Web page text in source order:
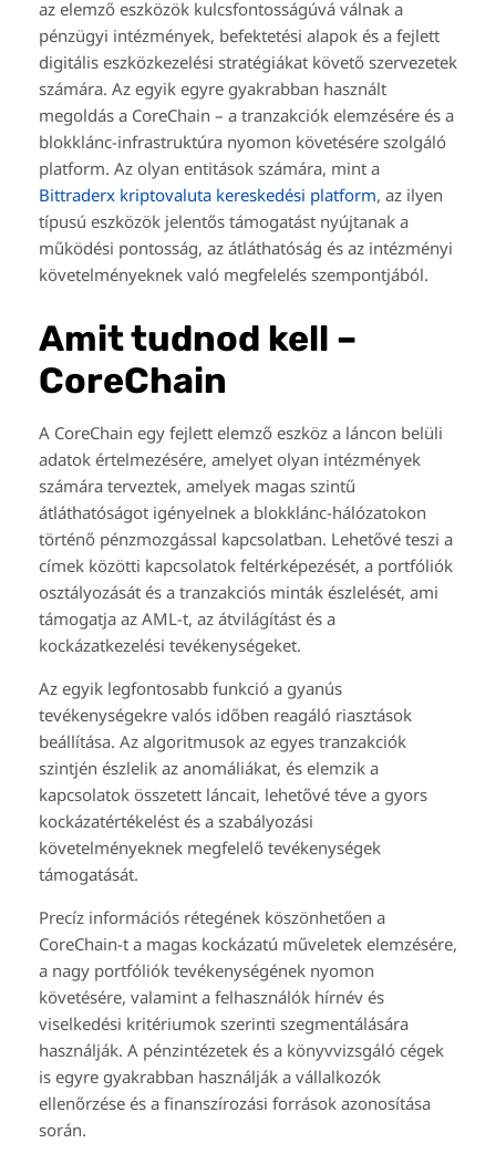
az elemző eszközök kulcsfontosságúvá válnak a
pénzügyi intézmények, befektetési alapok és a fejlett
digitális eszközkezelési stratégiákat követő szervezetek
számára. Az egyik egyre gyakrabban használt
megoldás a CoreChain – a tranzakciók elemzésére és a
blokklánc-infrastruktúra nyomon követésére szolgáló
platform. Az olyan entitások számára, mint a
Bittraderx kriptovaluta kereskedési platform, az ilyen
típusú eszközök jelentős támogatást nyújtanak a
működési pontosság, az átláthatóság és az intézményi
követelményeknek való megfelelés szempontjából.
Amit tudnod kell –
CoreChain
A CoreChain egy fejlett elemző eszköz a láncon belüli
adatok értelmezésére, amelyet olyan intézmények
számára terveztek, amelyek magas szintű
átláthatóságot igényelnek a blokklánc-hálózatokon
történő pénzmozgással kapcsolatban. Lehetővé teszi a
címek közötti kapcsolatok feltérképezését, a portfóliók
osztályozását és a tranzakciós minták észlelését, ami
támogatja az AML-t, az átvilágítást és a
kockázatkezelési tevékenységeket.
Az egyik legfontosabb funkció a gyanús
tevékenységekre valós időben reagáló riasztások
beállítása. Az algoritmusok az egyes tranzakciók
szintjén észlelik az anomáliákat, és elemzik a
kapcsolatok összetett láncait, lehetővé téve a gyors
kockázatértékelést és a szabályozási
követelményeknek megfelelő tevékenységek
támogatását.
Precíz információs rétegének köszönhetően a
CoreChain-t a magas kockázatú műveletek elemzésére,
a nagy portfóliók tevékenységének nyomon
követésére, valamint a felhasználók hírnév és
viselkedési kritériumok szerinti szegmentálására
használják. A pénzintézetek és a könyvvizsgáló cégek
is egyre gyakrabban használják a vállalkozók
ellenőrzése és a finanszírozási források azonosítása
során.